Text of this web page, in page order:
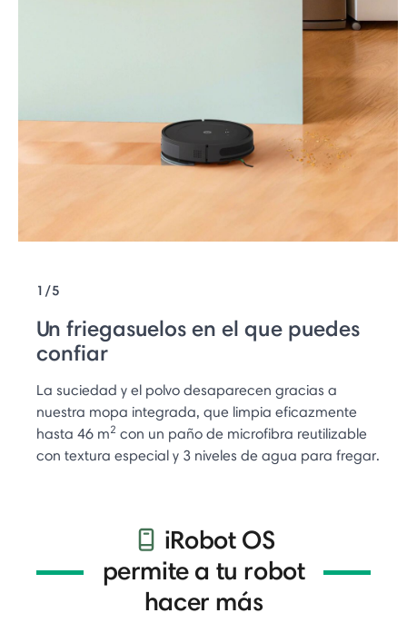
1/5
Un friegasuelos en el que puedes
confiar
La suciedad y el polvo desaparecen gracias a
nuestra mopa integrada, que limpia eficazmente
hasta 46 m2 con un paño de microfibra reutilizable
con textura especial y 3 niveles de agua para fregar.
iRobot OS
permite a tu robot
hacer más